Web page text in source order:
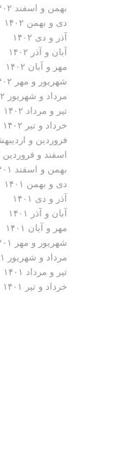
بهمن و اسفند ۱۴۰۲
دی و بهمن ۱۴۰۲
آذر و دی ۱۴۰۲
آبان و آذر ۱۴۰۲
مهر و آبان ۱۴۰۲
شهریور و مهر ۱۴۰۲
مرداد و شهریور ۱۴۰۲
تیر و مرداد ۱۴۰۲
خرداد و تیر ۱۴۰۲
فروردین و اردیبهشت
اسفند و فروردین ۱۴۰۱
بهمن و اسفند ۱۴۰۱
دی و بهمن ۱۴۰۱
آذر و دی ۱۴۰۱
آبان و آذر ۱۴۰۱
مهر و آبان ۱۴۰۱
شهریور و مهر ۱۴۰۱
مرداد و شهریور ۱۴۰۱
تیر و مرداد ۱۴۰۱
خرداد و تیر ۱۴۰۱